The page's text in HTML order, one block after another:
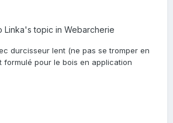
Linka's topic in Webarcherie
durcisseur lent (ne pas se tromper en
formulé pour le bois en application